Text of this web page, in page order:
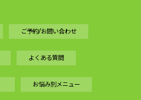
ご予約/お問い合わせ
よくある質問
お悩み別メニュー